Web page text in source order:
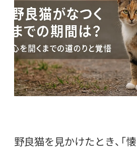
野良猫を見かけたとき、「